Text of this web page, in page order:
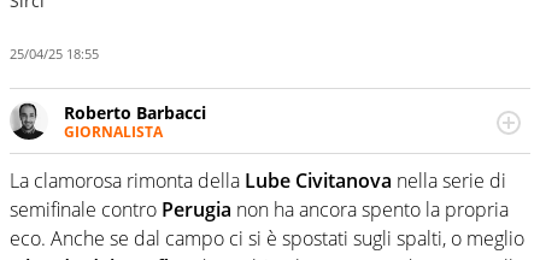
25/04/25 18:55
Roberto Barbacci
GIORNALISTA
Giornalista (pubblicista) sportivo a tutto campo, è il
tuttologo di Virgilio Sport. Provate a chiedergli di boxe, di
scherma, di volley o di curling: ve ne farà innamorare
La clamorosa rimonta della Lube Civitanova nella serie di
semifinale contro Perugia non ha ancora spento la propria
eco. Anche se dal campo ci si è spostati sugli spalti, o meglio